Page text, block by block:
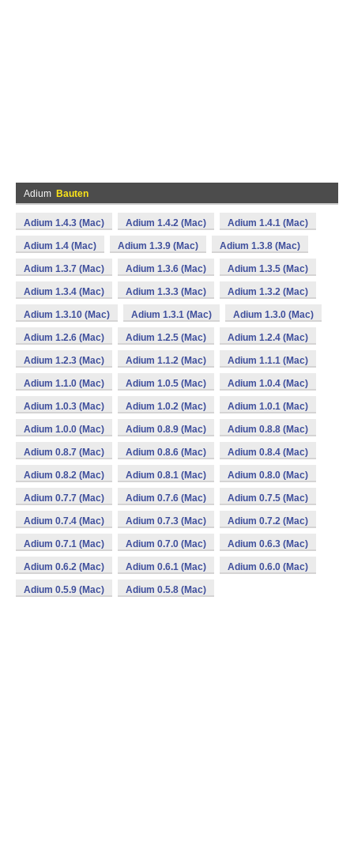
Adium Bauten
Adium 1.4.3 (Mac) Adium 1.4.2 (Mac) Adium 1.4.1 (Mac)
Adium 1.4 (Mac) Adium 1.3.9 (Mac) Adium 1.3.8 (Mac)
Adium 1.3.7 (Mac) Adium 1.3.6 (Mac) Adium 1.3.5 (Mac)
Adium 1.3.4 (Mac) Adium 1.3.3 (Mac) Adium 1.3.2 (Mac)
Adium 1.3.10 (Mac) Adium 1.3.1 (Mac) Adium 1.3.0 (Mac)
Adium 1.2.6 (Mac) Adium 1.2.5 (Mac) Adium 1.2.4 (Mac)
Adium 1.2.3 (Mac) Adium 1.1.2 (Mac) Adium 1.1.1 (Mac)
Adium 1.1.0 (Mac) Adium 1.0.5 (Mac) Adium 1.0.4 (Mac)
Adium 1.0.3 (Mac) Adium 1.0.2 (Mac) Adium 1.0.1 (Mac)
Adium 1.0.0 (Mac) Adium 0.8.9 (Mac) Adium 0.8.8 (Mac)
Adium 0.8.7 (Mac) Adium 0.8.6 (Mac) Adium 0.8.4 (Mac)
Adium 0.8.2 (Mac) Adium 0.8.1 (Mac) Adium 0.8.0 (Mac)
Adium 0.7.7 (Mac) Adium 0.7.6 (Mac) Adium 0.7.5 (Mac)
Adium 0.7.4 (Mac) Adium 0.7.3 (Mac) Adium 0.7.2 (Mac)
Adium 0.7.1 (Mac) Adium 0.7.0 (Mac) Adium 0.6.3 (Mac)
Adium 0.6.2 (Mac) Adium 0.6.1 (Mac) Adium 0.6.0 (Mac)
Adium 0.5.9 (Mac) Adium 0.5.8 (Mac)